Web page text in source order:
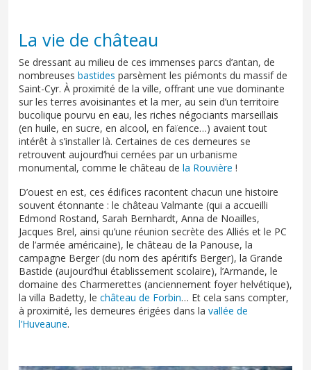
La vie de château
Se dressant au milieu de ces immenses parcs d’antan, de
nombreuses bastides parsèment les piémonts du massif de
Saint-Cyr. À proximité de la ville, offrant une vue dominante
sur les terres avoisinantes et la mer, au sein d’un territoire
bucolique pourvu en eau, les riches négociants marseillais
(en huile, en sucre, en alcool, en faïence…) avaient tout
intérêt à s’installer là. Certaines de ces demeures se
retrouvent aujourd’hui cernées par un urbanisme
monumental, comme le château de la Rouvière !
D’ouest en est, ces édifices racontent chacun une histoire
souvent étonnante : le château Valmante (qui a accueilli
Edmond Rostand, Sarah Bernhardt, Anna de Noailles,
Jacques Brel, ainsi qu’une réunion secrète des Alliés et le PC
de l’armée américaine), le château de la Panouse, la
campagne Berger (du nom des apéritifs Berger), la Grande
Bastide (aujourd’hui établissement scolaire), l’Armande, le
domaine des Charmerettes (anciennement foyer helvétique),
la villa Badetty, le château de Forbin… Et cela sans compter,
à proximité, les demeures érigées dans la vallée de
l’Huveaune.